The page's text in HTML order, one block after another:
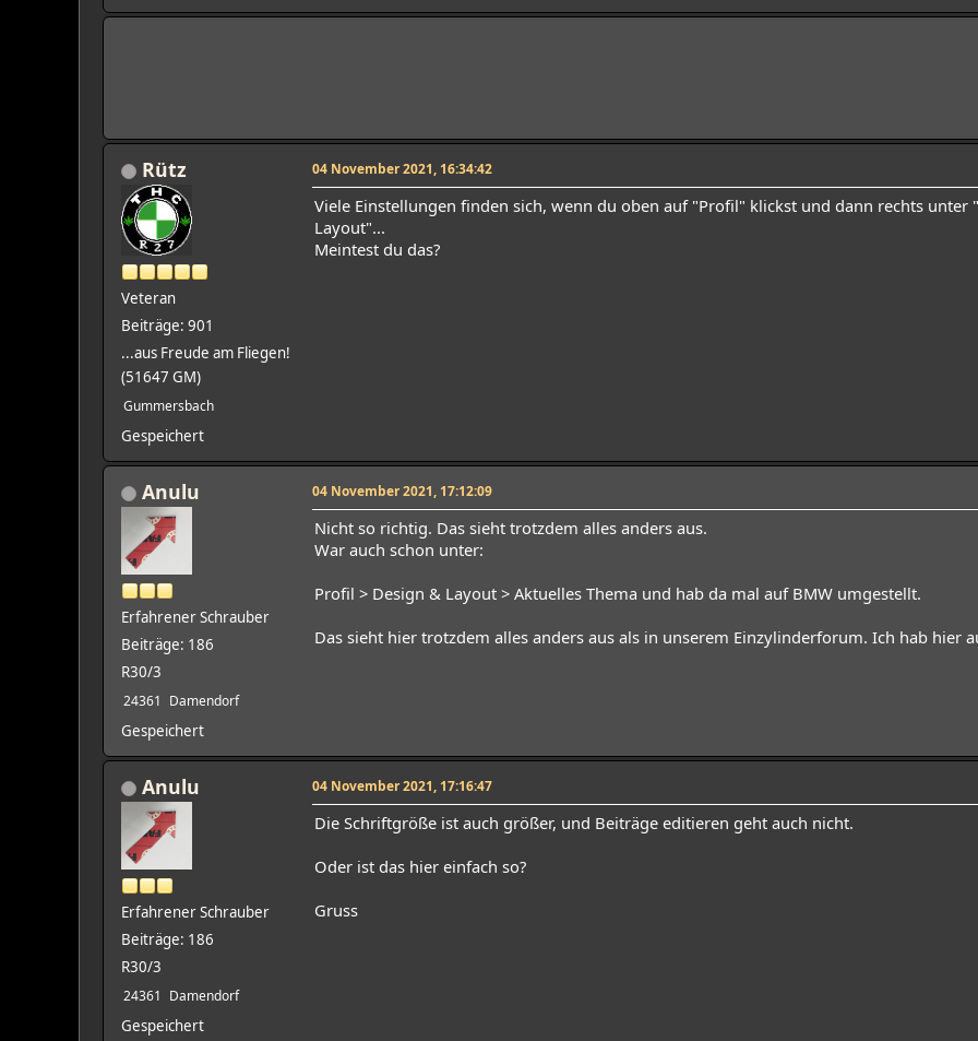
Rütz
Veteran
Beiträge: 901
...aus Freude am Fliegen!
(51647 GM)
Gummersbach
Gespeichert
04 November 2021, 16:34:42
Viele Einstellungen finden sich, wenn du oben auf "Profil" klickst und dann rechts unter
Layout"...
Meintest du das?
Anulu
Erfahrener Schrauber
Beiträge: 186
R30/3
24361 Damendorf
Gespeichert
04 November 2021, 17:12:09
Nicht so richtig. Das sieht trotzdem alles anders aus.
War auch schon unter:
Profil > Design & Layout > Aktuelles Thema und hab da mal auf BMW umgestellt.
Das sieht hier trotzdem alles anders aus als in unserem Einzylinderforum. Ich hab hier
Anulu
Erfahrener Schrauber
Beiträge: 186
R30/3
24361 Damendorf
Gespeichert
04 November 2021, 17:16:47
Die Schriftgröße ist auch größer, und Beiträge editieren geht auch nicht.
Oder ist das hier einfach so?
Gruss